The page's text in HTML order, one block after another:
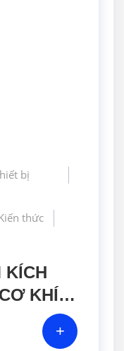
bị
thức
KÍCH
KHÍ
HI- +